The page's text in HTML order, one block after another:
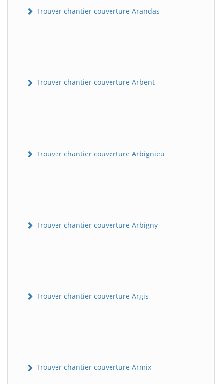
Trouver chantier couverture Arandas
Trouver chantier couverture Arbent
Trouver chantier couverture Arbignieu
Trouver chantier couverture Arbigny
Trouver chantier couverture Argis
Trouver chantier couverture Armix